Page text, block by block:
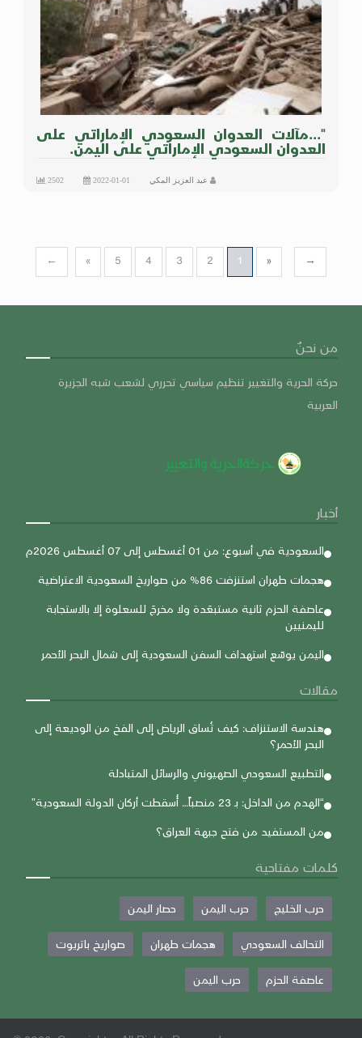
"...مآلات العدوان السعودي الإماراتي على
العدوان السعودي الإماراتي على اليمن.
عبد العزيز المكي 2022-01-01
2502
→
»
1
2
3
4
5
«
←
من نحنٌ
حركة الحرية والتغيير تنظيم سياسي تحرري لشعب شبه الجزيرة
العربية
أخبار
السعودية في أسبوع: من 01 أغسطس إلى 07 أغسطس 2026م
هجمات طهران استنزفت 86% من صواريخ السعودية الاعتراضية
عاصفة الحزم ثانية مستبعَدة ولا مخرجَ للسعلوة إلا بالاستجابة
لليمنيين
اليمن يوسّع استهداف السفن السعودية إلى شمال البحر الأحمر
مقالات
هندسة الاستنزاف: كيف تُساق الرياض إلى الفخ من الوديعة إلى
البحر الأحمر؟
التطبيع السعودي الصهيوني والرسائل المتبادلة
“الهدم من الداخل: بـ 23 منصباً… أُسقطت أركان الدولة السعودية”
من المستفيد من فتح جبهة العراق؟
كلمات مفتاحية
حرب الخليج حرب اليمن حصار اليمن
التحالف السعودي هجمات طهران صواريخ باتريوت
عاصفة الحزم حرب اليمن